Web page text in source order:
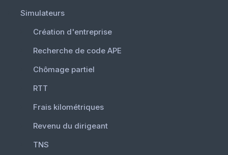
Simulateurs
Création d'entreprise
Recherche de code APE
Chômage partiel
RTT
Frais kilométriques
Revenu du dirigeant
TNS